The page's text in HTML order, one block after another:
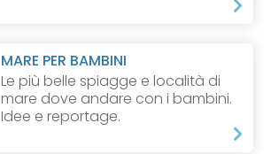
MARE PER BAMBINI
Le più belle spiagge e località di
mare dove andare con i bambini.
Idee e reportage.